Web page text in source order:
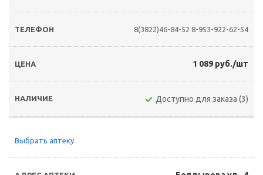
8(3822)46-84-52 8-953-922-62-54
1 089 руб./шт
Доступно для заказа (3)
Выбрать аптеку